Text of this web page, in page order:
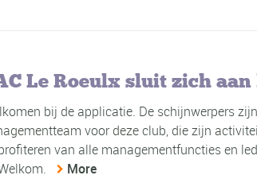
Le Roeulx sluit zich
bij de applicatie. De schijnwerpers
voor deze club, die zijn
van alle managementfuncties en
More